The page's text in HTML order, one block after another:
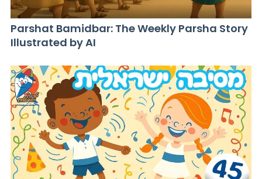
Parshat Bamidbar: The Weekly Parsha Story
Illustrated by AI